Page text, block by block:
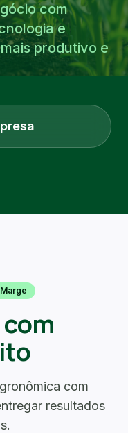
com
e
produtivo e
com
resultados